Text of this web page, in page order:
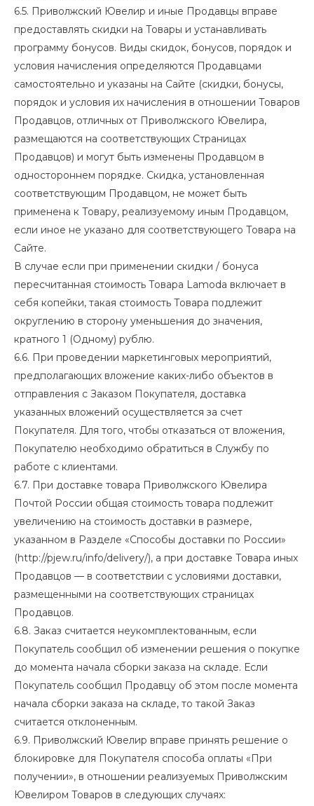
6.5. Приволжский Ювелир и иные Продавцы вправе
предоставлять скидки на Товары и устанавливать
программу бонусов. Виды скидок, бонусов, порядок и
условия начисления определяются Продавцами
самостоятельно и указаны на Сайте (скидки, бонусы,
порядок и условия их начисления в отношении Товаров
Продавцов, отличных от Приволжского Ювелира,
размещаются на соответствующих Страницах
Продавцов) и могут быть изменены Продавцом в
одностороннем порядке. Скидка, установленная
соответствующим Продавцом, не может быть
применена к Товару, реализуемому иным Продавцом,
если иное не указано для соответствующего Товара на
Сайте.
В случае если при применении скидки / бонуса
пересчитанная стоимость Товара Lamoda включает в
себя копейки, такая стоимость Товара подлежит
округлению в сторону уменьшения до значения,
кратного 1 (Одному) рублю.
6.6. При проведении маркетинговых мероприятий,
предполагающих вложение каких-либо объектов в
отправления с Заказом Покупателя, доставка
указанных вложений осуществляется за счет
Покупателя. Для того, чтобы отказаться от вложения,
Покупателю необходимо обратиться в Службу по
работе с клиентами.
6.7. При доставке товара Приволжского Ювелира
Почтой России общая стоимость товара подлежит
увеличению на стоимость доставки в размере,
указанном в Разделе «Способы доставки по России»
(http://pjew.ru/info/delivery/), а при доставке Товара иных
Продавцов — в соответствии с условиями доставки,
размещенными на соответствующих страницах
Продавцов.
6.8. Заказ считается неукомплектованным, если
Покупатель сообщил об изменении решения о покупке
до момента начала сборки заказа на складе. Если
Покупатель сообщил Продавцу об этом после момента
начала сборки заказа на складе, то такой Заказ
считается отклоненным.
6.9. Приволжский Ювелир вправе принять решение о
блокировке для Покупателя способа оплаты «При
получении», в отношении реализуемых Приволжским
Ювелиром Товаров в следующих случаях: